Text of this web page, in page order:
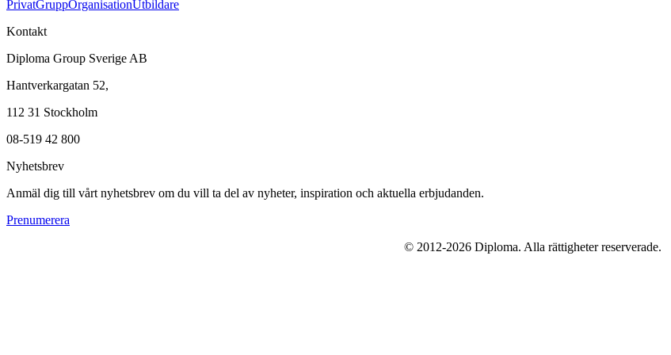
PrivatGruppOrganisationUtbildare
Kontakt
Diploma Group Sverige AB
Hantverkargatan 52,
112 31 Stockholm
08-519 42 800
Nyhetsbrev
Anmäl dig till vårt nyhetsbrev om du vill ta del av nyheter, inspiration och aktuella erbjudanden.
Prenumerera
© 2012-2026 Diploma. Alla rättigheter reserverade.